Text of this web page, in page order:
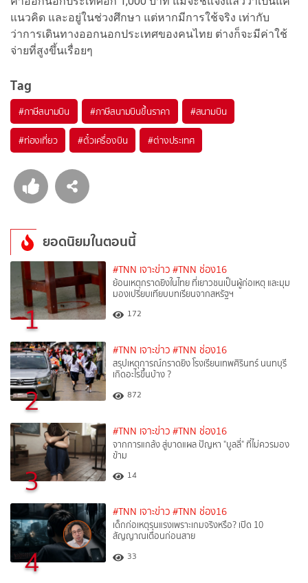
แนวคิด และอยู่ในช่วงศึกษา แต่หากมีการใช้จริง เท่ากับ
ว่าการเดินทางออกนอกประเทศของคนไทย ต่างก็จะมีค่าใช้
จ่ายที่สูงขึ้นเรื่อยๆ
Tag
#ภาษีสนามบิน #ภาษีสนามบินขึ้นราคา #สนามบิน
#ท่องเที่ยว #ตั๋วเครื่องบิน #ต่างประเทศ
ยอดนิยมในตอนนี้
1
#TNN เจาะข่าว #TNN ช่อง16
ย้อนเหตุกราดยิงในไทย ที่เยาวชนเป็นผู้ก่อเหตุ และมุม
มองเปรียบเทียบบทเรียนจากสหรัฐฯ
172
2
#TNN เจาะข่าว #TNN ช่อง16
สรุปเหตุการณ์กราดยิง โรงเรียนเทพศิรินทร์ นนทบุรี
เกิดอะไรขึ้นบ้าง ?
872
3
#TNN เจาะข่าว #TNN ช่อง16
จากการแกล้ง สู่บาดแผล ปัญหา "บูลลี่" ที่ไม่ควรมอง
ข้าม
14
4
#TNN เจาะข่าว #TNN ช่อง16
เด็กก่อเหตุรุนแรงเพราะเกมจริงหรือ? เปิด 10
สัญญาณเตือนก่อนสาย
33